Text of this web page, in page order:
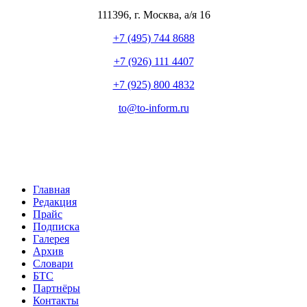
111396, г. Москва, а/я 16
+7 (495) 744 8688
+7 (926) 111 4407
+7 (925) 800 4832
to​@​to-inform.ru
Главная
Редакция
Прайс
Подписка
Галерея
Архив
Словари
БТС
Партнёры
Контакты